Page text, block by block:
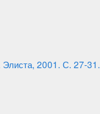
Элиста, 2001. С. 27-31.